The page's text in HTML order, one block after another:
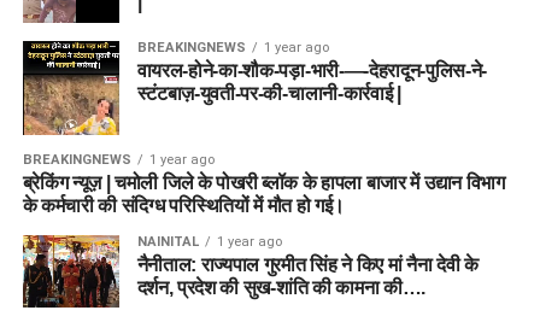
BREAKINGNEWS 1 year ago
वायरल-होने-का-शौक-पड़ा-भारी-—-देहरादून-पुलिस-ने-
स्टंटबाज़-युवती-पर-की-चालानी-कार्रवाई |
BREAKINGNEWS 1 year ago
ब्रेकिंग न्यूज़ | चमोली जिले के पोखरी ब्लॉक के हापला बाजार में उद्यान विभाग
के कर्मचारी की संदिग्ध परिस्थितियों में मौत हो गई।
NAINITAL 1 year ago
नैनीताल: राज्यपाल गुरमीत सिंह ने किए मां नैना देवी के
दर्शन, प्रदेश की सुख-शांति की कामना की….